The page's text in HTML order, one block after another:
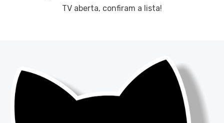
TV aberta, confiram a lista!